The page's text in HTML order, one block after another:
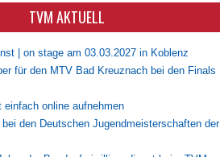
TVM AKTUELL
| on stage am 03.03.2027 in Koblenz
für den MTV Bad Kreuznach bei den Finals
einfach online aufnehmen
den Deutschen Jugendmeisterschaften der